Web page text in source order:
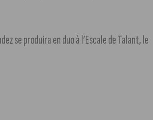
se produira en duo à l’Escale de Talant, le